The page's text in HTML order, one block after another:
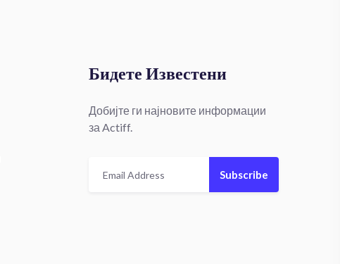
Бидете Известени
Добијте ги најновите информации
за Actiff.
Subscribe